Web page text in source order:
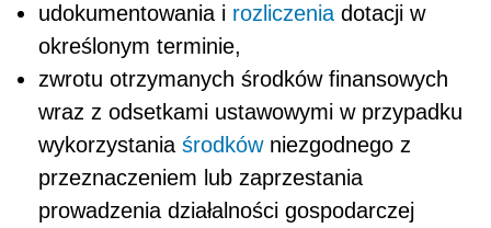
udokumentowania i rozliczenia dotacji w
określonym terminie,
zwrotu otrzymanych środków finansowych
wraz z odsetkami ustawowymi w przypadku
wykorzystania środkówniezgodnego z
przeznaczeniem lub zaprzestania
prowadzenia działalności gospodarczej